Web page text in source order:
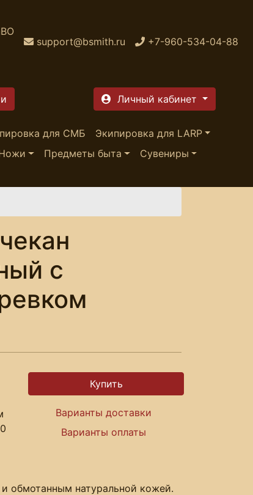
support@bsmith.ru +7-960-534-04-88
Личный кабинет
для СМБ
Экипировка для LARP
Предметы быта
Сувениры
с
Варианты доставки
Варианты оплаты
обмотанным натуральной кожей.